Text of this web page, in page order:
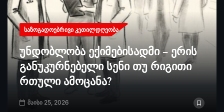
ᲡᲐᲖᲝᲒᲐᲓᲝᲔᲑᲠᲘᲕᲘ ᲙᲔᲗᲘᲚᲓᲦᲔᲝᲑᲐ
უნდობლობა ექიმებისადმი – ერის
განუკურნებელი სენი თუ რიგითი
რთული ამოცანა?
მაისი 25, 2026